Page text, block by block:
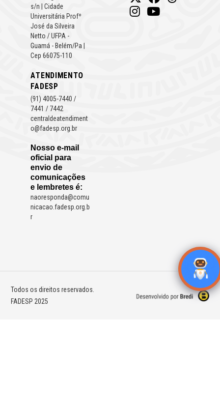
s/n | Cidade
Universitária Profº
José da Silveira
Netto / UFPA -
Guamá - Belém/Pa |
Cep 66075-110
ATENDIMENTO
FADESP
(91) 4005-7440 /
7441 / 7442
centraldeatendiment
o@fadesp.org.br
Nosso e-mail
oficial para
envio de
comunicações
e lembretes é:
naoresponda@comu
nicacao.fadesp.org.b
r
Todos os direitos reservados.
FADESP 2025